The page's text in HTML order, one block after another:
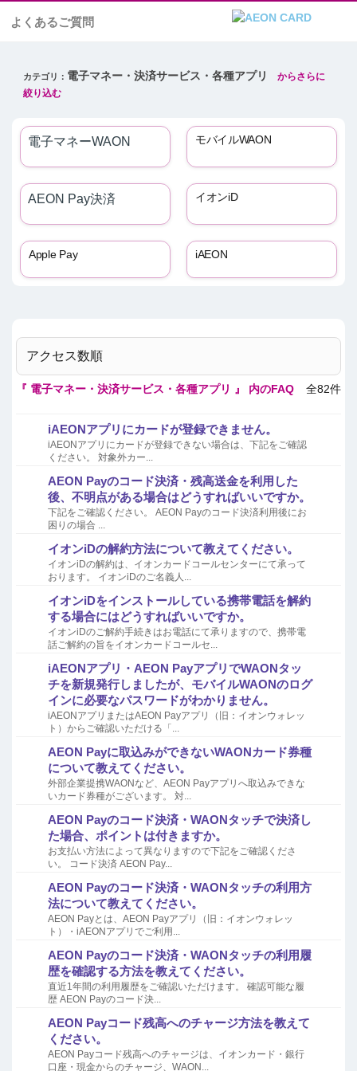
よくあるご質問
電子マネー・決済サービス・各種アプリ
電子マネーWAON モバイルWAON
AEON Pay決済 イオンiD
Apple Pay iAEON
『 電子マネー・決済サービス・各種アプリ 』 内のFAQ 全82件
iAEONアプリにカードが登録できません。
iAEONアプリにカードが登録できない場合は、下記をご確認
ください。 対象外カー...
AEON Payのコード決済・残高送金を利用した
後、不明点がある場合はどうすればいいですか。
下記をご確認ください。 AEON Payのコード決済利用後にお
困りの場合 ...
イオンiDの解約方法について教えてください。
イオンiDの解約は、イオンカードコールセンターにて承って
おります。 イオンiDのご名義人...
イオンiDをインストールしている携帯電話を解約
する場合にはどうすればいいですか。
イオンiDのご解約手続きはお電話にて承りますので、携帯電
話ご解約の旨をイオンカードコールセ...
iAEONアプリ・AEON PayアプリでWAONタッ
チを新規発行しましたが、モバイルWAONのログ
インに必要なパスワードがわかりません。
iAEONアプリまたはAEON Payアプリ（旧：イオンウォレッ
ト）からご確認いただける「...
AEON Payに取込みができないWAONカード券種
について教えてください。
外部企業提携WAONなど、AEON Payアプリへ取込みできな
いカード券種がございます。 対...
AEON Payのコード決済・WAONタッチで決済し
た場合、ポイントは付きますか。
お支払い方法によって異なりますので下記をご確認くださ
い。 コード決済 AEON Pay...
AEON Payのコード決済・WAONタッチの利用方
法について教えてください。
AEON Payとは、AEON Payアプリ（旧：イオンウォレッ
ト）・iAEONアプリでご利用...
AEON Payのコード決済・WAONタッチの利用履
歴を確認する方法を教えてください。
直近1年間の利用履歴をご確認いただけます。 確認可能な履
歴 AEON Payのコード決...
AEON Payコード残高へのチャージ方法を教えて
ください。
AEON Payコード残高へのチャージは、イオンカード・銀行
口座・現金からのチャージ、WAON...